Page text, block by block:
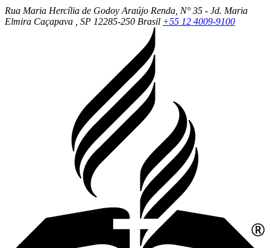
Rua Maria Hercília de Godoy Araújo Renda, N° 35 - Jd. Maria
Elmira Caçapava , SP 12285-250 Brasil +55 12 4009-9100